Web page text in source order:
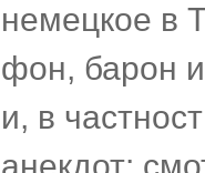
немецкое в
фон, барон
и, в